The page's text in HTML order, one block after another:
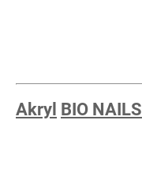
Akryl BIO NAILS